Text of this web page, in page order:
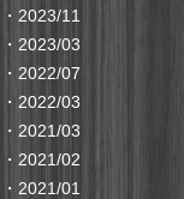
・ 2023/11
・ 2023/03
・ 2022/07
・ 2022/03
・ 2021/03
・ 2021/02
・ 2021/01